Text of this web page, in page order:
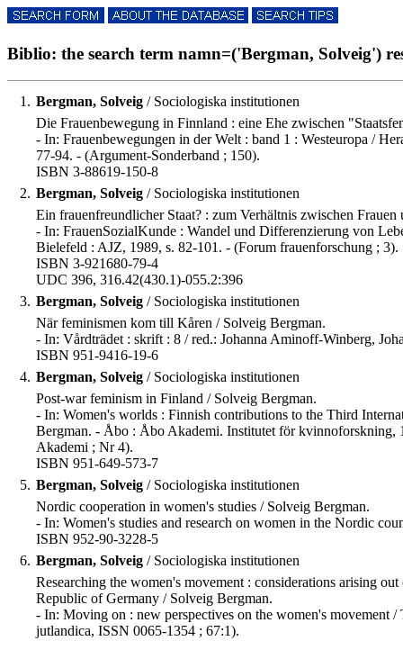
Biblio: the search term namn=('Bergman, Solveig')
1. Bergman, Solveig / Sociologiska institutionen
Die Frauenbewegung in Finnland : eine Ehe zwischen
- In: Frauenbewegungen in der Welt : band 1 : Westeuropa /
77-94. - (Argument-Sonderband ; 150).
ISBN 3-88619-150-8
2. Bergman, Solveig / Sociologiska institutionen
Ein frauenfreundlicher Staat? : zum Verhältnis zwischen
- In: FrauenSozialKunde : Wandel und Differenzierung von
Bielefeld : AJZ, 1989, s. 82-101. - (Forum frauenforschung ; 3).
ISBN 3-921680-79-4
UDC 396, 316.42(430.1)-055.2:396
3. Bergman, Solveig / Sociologiska institutionen
När feminismen kom till Kåren / Solveig Bergman.
- In: Vårdträdet : skrift : 8 / red.: Johanna Aminoff-Winberg,
ISBN 951-9416-19-6
4. Bergman, Solveig / Sociologiska institutionen
Post-war feminism in Finland / Solveig Bergman.
- In: Women's worlds : Finnish contributions to the Third
Bergman. - Åbo : Åbo Akademi. Institutet för
Akademi ; Nr 4).
ISBN 951-649-573-7
5. Bergman, Solveig / Sociologiska institutionen
Nordic cooperation in women's studies / Solveig Bergman.
- In: Women's studies and research on women in the Nordic
ISBN 952-90-3228-5
6. Bergman, Solveig / Sociologiska institutionen
Researching the women's movement : considerations arising
Republic of Germany / Solveig Bergman.
- In: Moving on : new perspectives on the women's movement
jutlandica, ISSN 0065-1354 ; 67:1).